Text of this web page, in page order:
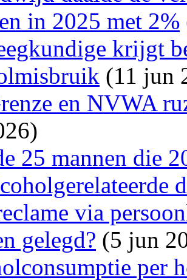
in 2025 met 2%
krijgt
(11 jun
en NVWA
25 mannen die
via
gelegd? (5 jun
per